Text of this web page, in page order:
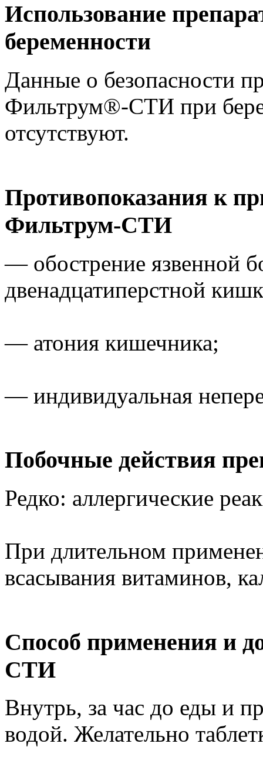
Использование
беременности
Данные о безопасности
Фильтрум®-СТИ при
отсутствуют.
Противопоказания к
Фильтрум-СТИ
— обострение язвенной
двенадцатиперстной
— атония кишечника;
— индивидуальная
Побочные действия
Редко: аллергические
При длительном
всасывания витаминов,
Способ применения и
СТИ
Внутрь, за час до еды и
водой. Желательно